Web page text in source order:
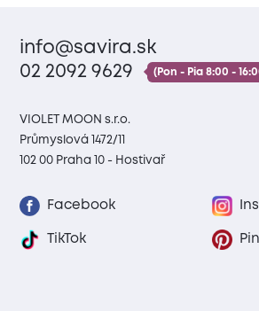
info@savira.sk
02 2092 9629
(Pon - Pia 8:00 -
VIOLET MOON s.r.o.
Průmyslová 1472/11
102 00 Praha 10 - Hostivař
Facebook
TikTok